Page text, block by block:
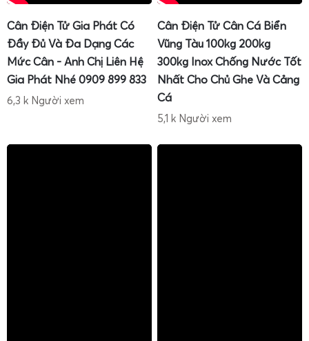
Cân Điện Tử Gia Phát Có
Đầy Đủ Và Đa Dạng Các
Mức Cân - Anh Chị Liên Hệ
Gia Phát Nhé 0909 899 833
6,3 k Người xem
Cân Điện Tử Cân Cá Biển
Vũng Tàu 100kg 200kg
300kg Inox Chống Nước Tốt
Nhất Cho Chủ Ghe Và Cảng
Cá
5,1 k Người xem